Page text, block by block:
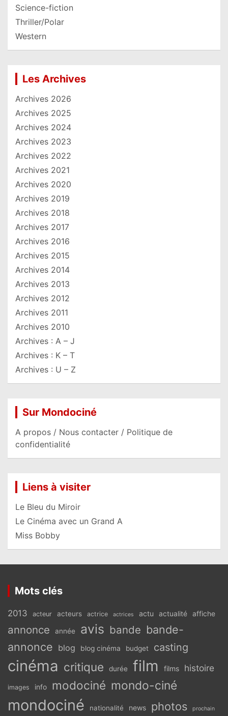
Science-fiction
Thriller/Polar
Western
Les Archives
Archives 2026
Archives 2025
Archives 2024
Archives 2023
Archives 2022
Archives 2021
Archives 2020
Archives 2019
Archives 2018
Archives 2017
Archives 2016
Archives 2015
Archives 2014
Archives 2013
Archives 2012
Archives 2011
Archives 2010
Archives : A – J
Archives : K – T
Archives : U – Z
Sur Mondociné
A propos / Nous contacter / Politique de
confidentialité
Liens à visiter
Le Bleu du Miroir
Le Cinéma avec un Grand A
Miss Bobby
Mots clés
2013 acteur acteurs actrice actrices actu actualité affiche
annonce année avis bande bande-
annonce blog blog cinéma budget casting
cinéma critique durée film films histoire
images info modociné mondo-ciné
mondociné nationalité news photos prochain